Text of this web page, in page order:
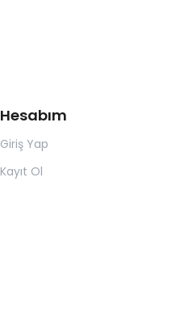
Hesabım
Giriş Yap
Kayıt Ol